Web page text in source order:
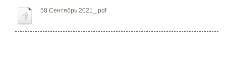
58 Сентябрь 2021_.pdf